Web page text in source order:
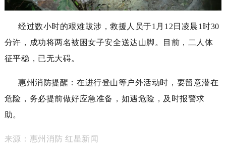
经过数小时的艰难跋涉，救援人员于1 月 1 2 日凌晨1 时30
分许，成功将两名被困女子安全送达山脚。目前，二人体
征平稳，已无大碍。
惠州消防提醒：在进行登山等户外活动时，要留意潜在
危险，务必提前做好应急准备，如遇危险，及时报警求
助。
来源：惠州消防 红星新闻